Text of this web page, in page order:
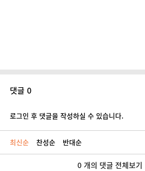
댓글 0
로그인 후 댓글을 작성하실 수 있습니다.
최신순 찬성순 반대순
0 개의 댓글 전체보기